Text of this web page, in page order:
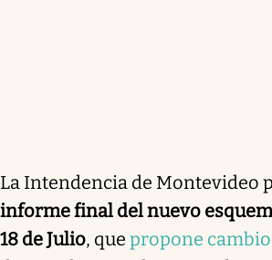
La Intendencia de Montevideo
informe final del nuevo
18 de Julio, que propone